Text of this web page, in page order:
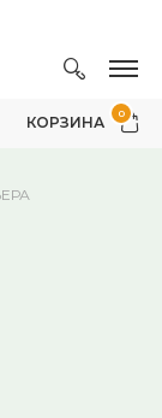
КОРЗИНА
0